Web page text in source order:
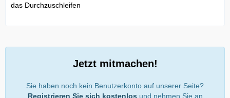
das Durchzuschleifen
Jetzt mitmachen!
Sie haben noch kein Benutzerkonto auf unserer Seite?
Registrieren Sie sich kostenlos und nehmen Sie an